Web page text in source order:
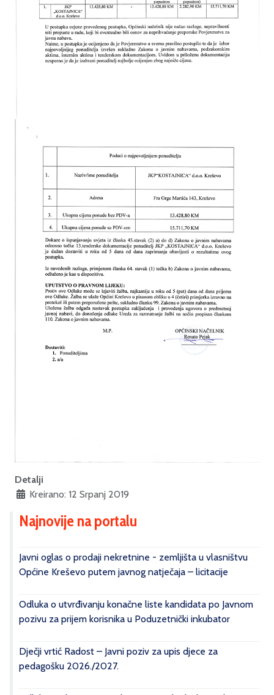
Detalji
Kreirano: 12 Srpanj 2019
Najnovije na portalu
Javni oglas o prodaji nekretnine - zemljišta u vlasništvu
Općine Kreševo putem javnog natječaja – licitacije
Odluka o utvrđivanju konačne liste kandidata po Javnom
pozivu za prijem korisnika u Poduzetnički inkubator
Dječji vrtić Radost – Javni poziv za upis djece za
pedagošku 2026./2027.